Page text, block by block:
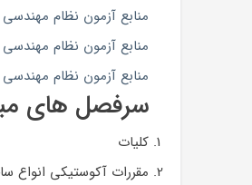
منابع آزمون نظام
منابع آزمون نظام
منابع آزمون نظام
سرفصل های
کلیات
مقررات آکوستیکی انواع